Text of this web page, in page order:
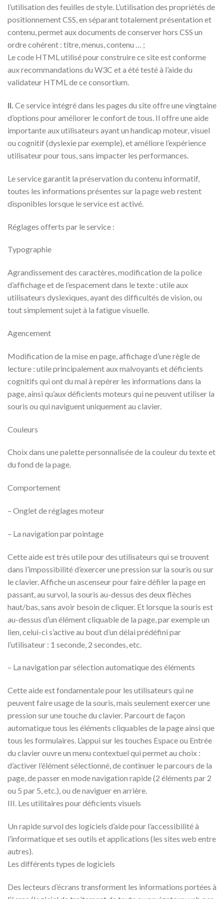
l’utilisation des feuilles de style. L’utilisation des propriétés de
positionnement CSS, en séparant totalement présentation et
contenu, permet aux documents de conserver hors CSS un
ordre cohérent : titre, menus, contenu … ;
Le code HTML utilisé pour construire ce site est conforme
aux recommandations du W3C et a été testé à l’aide du
validateur HTML de ce consortium.
II. Ce service intégré dans les pages du site offre une vingtaine
d’options pour améliorer le confort de tous. Il offre une aide
importante aux utilisateurs ayant un handicap moteur, visuel
ou cognitif (dyslexie par exemple), et améliore l’expérience
utilisateur pour tous, sans impacter les performances.
Le service garantit la préservation du contenu informatif,
toutes les informations présentes sur la page web restent
disponibles lorsque le service est activé.
Réglages offerts par le service :
Typographie
Agrandissement des caractères, modification de la police
d’affichage et de l’espacement dans le texte : utile aux
utilisateurs dyslexiques, ayant des difficultés de vision, ou
tout simplement sujet à la fatigue visuelle.
Agencement
Modification de la mise en page, affichage d’une règle de
lecture : utile principalement aux malvoyants et déficients
cognitifs qui ont du mal à repérer les informations dans la
page, ainsi qu’aux déficients moteurs qui ne peuvent utiliser la
souris ou qui naviguent uniquement au clavier.
Couleurs
Choix dans une palette personnalisée de la couleur du texte et
du fond de la page.
Comportement
– Onglet de réglages moteur
– La navigation par pointage
Cette aide est très utile pour des utilisateurs qui se trouvent
dans l’impossibilité d’exercer une pression sur la souris ou sur
le clavier. Affiche un ascenseur pour faire défiler la page en
passant, au survol, la souris au-dessus des deux flèches
haut/bas, sans avoir besoin de cliquer. Et lorsque la souris est
au-dessus d’un élément cliquable de la page, par exemple un
lien, celui-ci s’active au bout d’un délai prédéfini par
l’utilisateur : 1 seconde, 2 secondes, etc.
– La navigation par sélection automatique des éléments
Cette aide est fondamentale pour les utilisateurs qui ne
peuvent faire usage de la souris, mais seulement exercer une
pression sur une touche du clavier. Parcourt de façon
automatique tous les éléments cliquables de la page ainsi que
tous les formulaires. L’appui sur les touches Espace ou Entrée
du clavier ouvre un menu contextuel qui permet au choix :
d’activer l’élément sélectionné, de continuer le parcours de la
page, de passer en mode navigation rapide (2 éléments par 2
ou 5 par 5, etc.), ou de naviguer en arrière.
III. Les utilitaires pour déficients visuels
Un rapide survol des logiciels d’aide pour l’accessibilité à
l’informatique et ses outils et applications (les sites web entre
autres).
Les différents types de logiciels
Des lecteurs d’écrans transforment les informations portées à